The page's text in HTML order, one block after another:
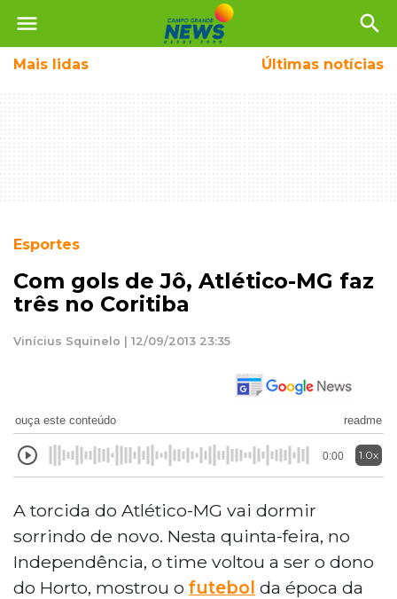
menu search
Mais lidas Últimas notícias
Esportes
Com gols de Jô, Atlético-MG faz
três no Coritiba
Vinícius Squinelo | 12/09/2013 23:35
ouça este conteúdo readme
0:00 1.0x
A torcida do Atlético-MG vai dormir
sorrindo de novo. Nesta quinta-feira, no
Independência, o time voltou a ser o dono
do Horto, mostrou o futebol da época da